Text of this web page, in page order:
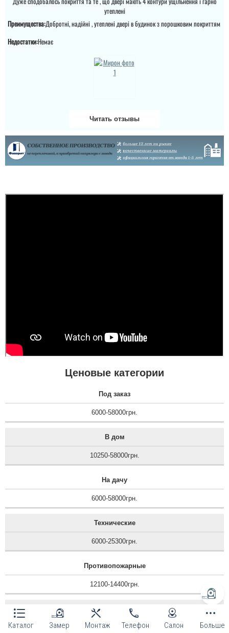
Каталог Замер Монтаж Телефон Салон Больше
утеплені
Преимущества:Добротні, надійні , утеплені двері в будинок з порошковим покриттям
Недостатки:Немає
Читать отзывы
Ценовые категории
Под заказ
6000-58000грн.
В дом
10250-58000грн.
На дачу
6000-58000грн.
Технические
6000-25300грн.
Противопожарные
12100-14400грн.
Уличные в офис
8200-58000грн.